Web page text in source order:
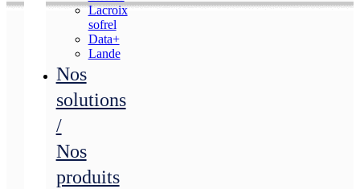
Lacroix
sofrel
Data+
Lande
Nos
solutions
/
Nos
produits